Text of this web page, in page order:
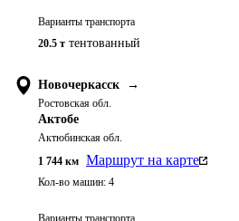
Варианты транспорта
20.5 т тентованный
Новочеркасск →
Ростовская обл.
Актобе
Актюбинская обл.
1 744 км Маршрут на карте
Кол-во машин: 4
Варианты транспорта